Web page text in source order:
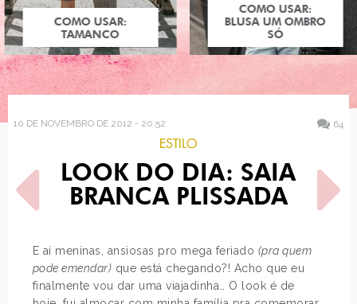
COMO USAR:
TAMANCO
COMO USAR:
BLUSA UM OMBRO
SÓ
10 DE NOVEMBRO DE 2012 - 20:52 64
ESTILO
LOOK DO DIA: SAIA
BRANCA PLISSADA
E aí meninas, ansiosas pro mega feriado (pra quem
pode emendar) que está chegando?! Acho que eu
finalmente vou dar uma viajadinha… O look é de
POST ANTERIOR
JÓIAS DAS PRINCESAS
DISNEY POR CHOPARD E
PRÓXIMO POST
EXPOSIÇÃO DE LEGO